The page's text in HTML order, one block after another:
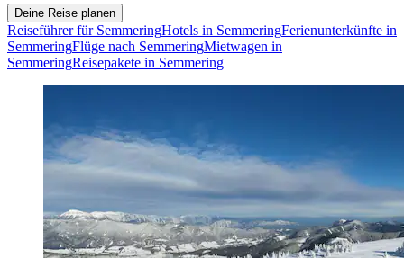
Deine Reise planen
Reiseführer für SemmeringHotels in SemmeringFerienunterkünfte in
SemmeringFlüge nach SemmeringMietwagen in
SemmeringReisepakete in Semmering